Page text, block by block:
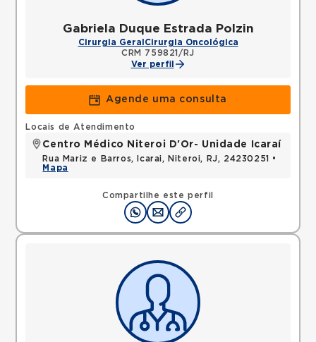
Gabriela Duque Estrada Polzin
Cirurgia Geral Cirurgia Oncológica
CRM 759821/RJ
Ver perfil
Agende uma consulta
Compartilhe este perfil
Locais de Atendimento
Centro Médico Niteroi D'Or- Unidade Icaraí
Rua Mariz e Barros, Icarai, Niteroi, RJ, 24230251 •
Mapa